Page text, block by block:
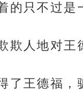
的只不过是
欺人地对王
了王德福，